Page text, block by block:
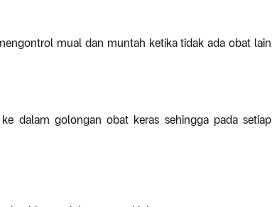
mual dan muntah ketika tidak ada obat lain
dalam golongan obat keras sehingga pada setiap